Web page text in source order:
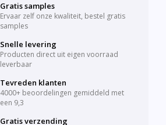
Gratis samples
Ervaar zelf onze kwaliteit, bestel gratis
samples
Snelle levering
Producten direct uit eigen voorraad
leverbaar
Tevreden klanten
4000+ beoordelingen gemiddeld met
een 9,3
Gratis verzending